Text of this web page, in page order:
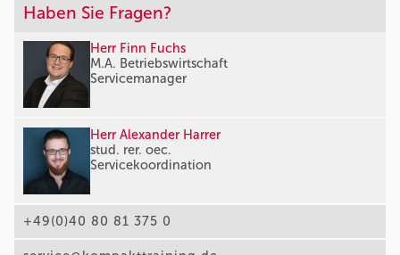
Haben Sie Fragen?
Herr Finn Fuchs
M.A. Betriebswirtschaft
Servicemanager
Herr Alexander Harrer
stud. rer. oec.
Servicekoordination
+49(0)40 80 81 375 0